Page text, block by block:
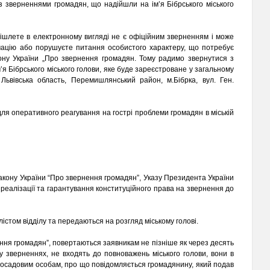
громадян, що надійшли на ім’я Бібрського міського
в електронному вигляді не є офіційним зверненням і може
або порушуєте питання особистого характеру, що потребує
України „Про звернення громадян. Тому радимо звернутися з
міського голови, яке буде зареєстроване у загальному
область, Перемишлянський район, м.Бібрка, вул. Ген.
реагування на гострі проблеми громадян в міській
України “Про звернення громадян”, Указу Президента України
та гарантування конституційного права на звернення до
відділу та передаються на розгляд міському голові.
громадян”, повертаються заявникам не пізніше як через десять
не входять до повноважень міського голови, вони в
особам, про що повідомляється громадянину, який подав